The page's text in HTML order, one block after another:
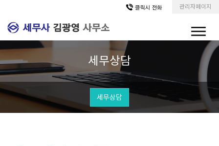
관리자페이지
세무상담
세무상담